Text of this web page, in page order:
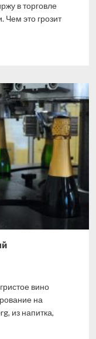
в торговле
Чем это грозит
вино
на
из напитка,